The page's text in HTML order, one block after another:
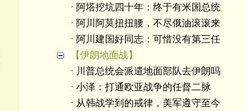
· 阿塔挖坑四十年：终于有米国总统
· 阿川阿莫扭扭腰，不尽俄油滚滚来
· 阿川建国好同志：可惜没有第三任
【伊朗地面战】
· 川普总统会派遣地面部队去伊朗吗
· 小泽：打通欧亚战争的任督二脉
· 从韩战学到的戒律，美军遵守至今